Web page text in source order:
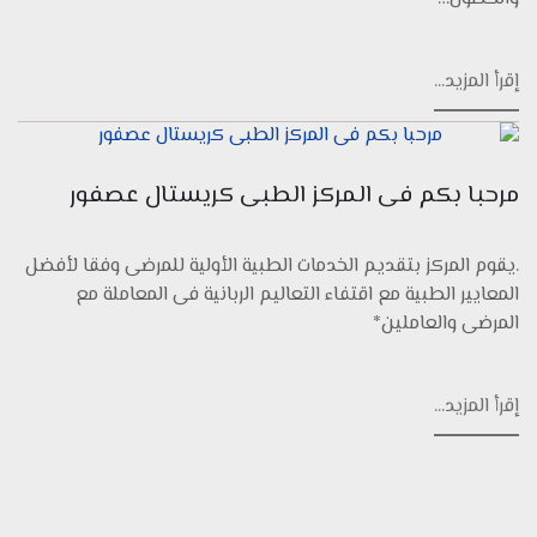
إقرأ المزيد...
مرحبا بكم فى المركز الطبى كريستال عصفور
.يقوم المركز بتقديم الخدمات الطبية الأولية للمرضى وفقا لأفضل
المعايير الطبية مع اقتفاء التعاليم الربانية فى المعاملة مع
المرضى والعاملين*
إقرأ المزيد...